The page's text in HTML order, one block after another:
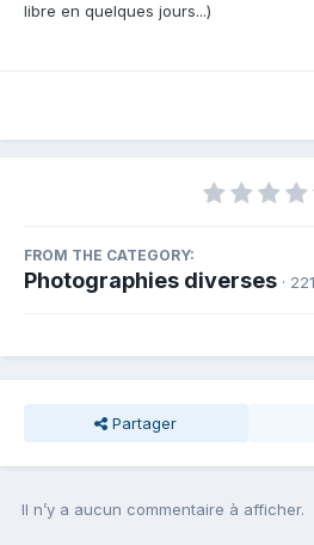
libre en quelques jours...)
FROM THE CATEGORY:
Photographies diverses ·
Partager
Il n’y a aucun commentaire à afficher.